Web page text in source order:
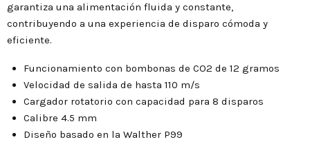
garantiza una alimentación fluida y constante,
contribuyendo a una experiencia de disparo cómoda y
eficiente.
Funcionamiento con bombonas de CO2 de 12 gramos
Velocidad de salida de hasta 110 m/s
Cargador rotatorio con capacidad para 8 disparos
Calibre 4.5 mm
Diseño basado en la Walther P99